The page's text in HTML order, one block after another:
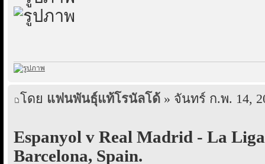
โดย แฟนพันธุ์แท้โรนัลโด้ » จันทร์ ก.พ. 14,
Espanyol v Real Madrid - La
Barcelona, Spain.